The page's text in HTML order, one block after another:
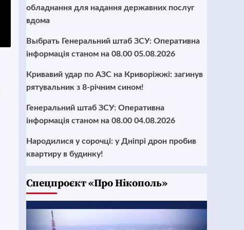
обладнання для надання державних послуг
вдома
Выбрать Генеральний штаб ЗСУ: Оперативна
інформація станом на 08.00 05.08.2026
Кривавий удар по АЗС на Криворіжжі: загинув
рятувальник з 8-річним сином!
Генеральний штаб ЗСУ: Оперативна
інформація станом на 08.00 04.08.2026
Народилися у сорочці: у Дніпрі дрон пробив
квартиру в будинку!
Cпецпроєкт «Про Нікополь»